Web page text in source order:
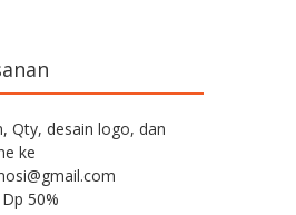
Qty, desain logo, dan
ke
50%